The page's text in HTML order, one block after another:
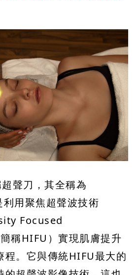
聲刀，其全稱為
用聚焦超聲波技術
Focused
稱HIFU）實現肌膚提升
程。它與傳統HIFU最大的